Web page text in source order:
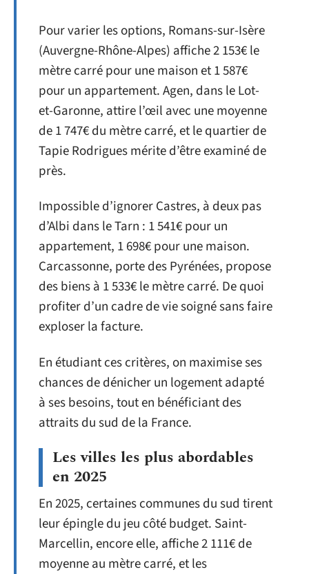
Pour varier les options, Romans-sur-Isère
(Auvergne-Rhône-Alpes) affiche 2 153€ le
mètre carré pour une maison et 1 587€
pour un appartement. Agen, dans le Lot-
et-Garonne, attire l’œil avec une moyenne
de 1 747€ du mètre carré, et le quartier de
Tapie Rodrigues mérite d’être examiné de
près.
Impossible d’ignorer Castres, à deux pas
d’Albi dans le Tarn : 1 541€ pour un
appartement, 1 698€ pour une maison.
Carcassonne, porte des Pyrénées, propose
des biens à 1 533€ le mètre carré. De quoi
profiter d’un cadre de vie soigné sans faire
exploser la facture.
En étudiant ces critères, on maximise ses
chances de dénicher un logement adapté
à ses besoins, tout en bénéficiant des
attraits du sud de la France.
Les villes les plus abordables
en 2025
En 2025, certaines communes du sud tirent
leur épingle du jeu côté budget. Saint-
Marcellin, encore elle, affiche 2 111€ de
moyenne au mètre carré, et les